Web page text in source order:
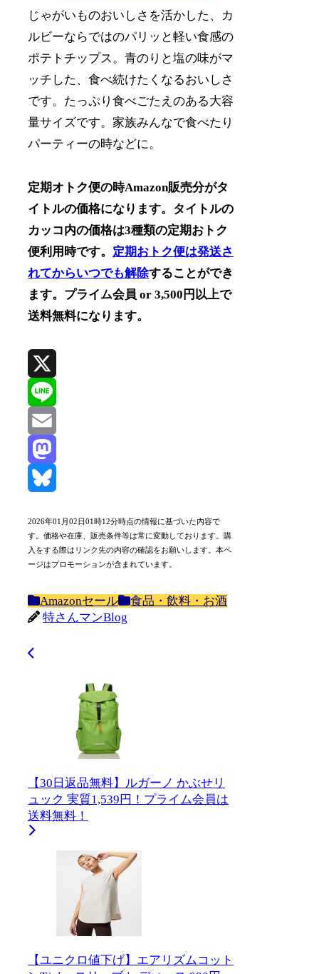
じゃがいものおいしさを活かした、カ
ルビーならではのパリッと軽い食感の
ポテトチップス。青のりと塩の味がマ
ッチした、食べ続けたくなるおいしさ
です。たっぷり食べごたえのある大容
量サイズです。家族みんなで食べたり
パーティーの時などに。
定期オトク便の時Amazon販売分がタ
イトルの価格になります。タイトルの
カッコ内の価格は3種類の定期おトク
便利用時です。 定期おトク便は発送さ
れてからいつでも解除することができ
ます。プライム会員 or 3,500円以上で
送料無料になります。
X
Line
Email
Mastodon
2026年01月02日01時12分時点の情報に基づいた内容で
す。価格や在庫、販売条件等は常に変動しております。購
入をする際はリンク先の内容の確認をお願いします。本ペ
ージはプロモーションが含まれています。
Amazonセール
食品・飲料・お酒
特さんマンBlog
【30日返品無料】ルガーノ かぶせリ
ュック 実質1,539円！プライム会員は
送料無料！
【ユニクロ値下げ】エアリズムコット